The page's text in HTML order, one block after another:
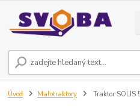
Úvod Malotraktory Traktor